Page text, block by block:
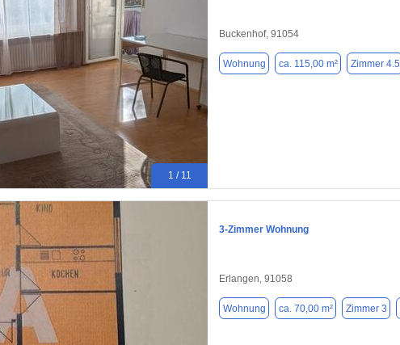
1 / 11
Buckenhof, 91054
Wohnung ca. 115,00 m² Zimmer 4.5
3-Zimmer Wohnung
Erlangen, 91058
Wohnung ca. 70,00 m² Zimmer 3